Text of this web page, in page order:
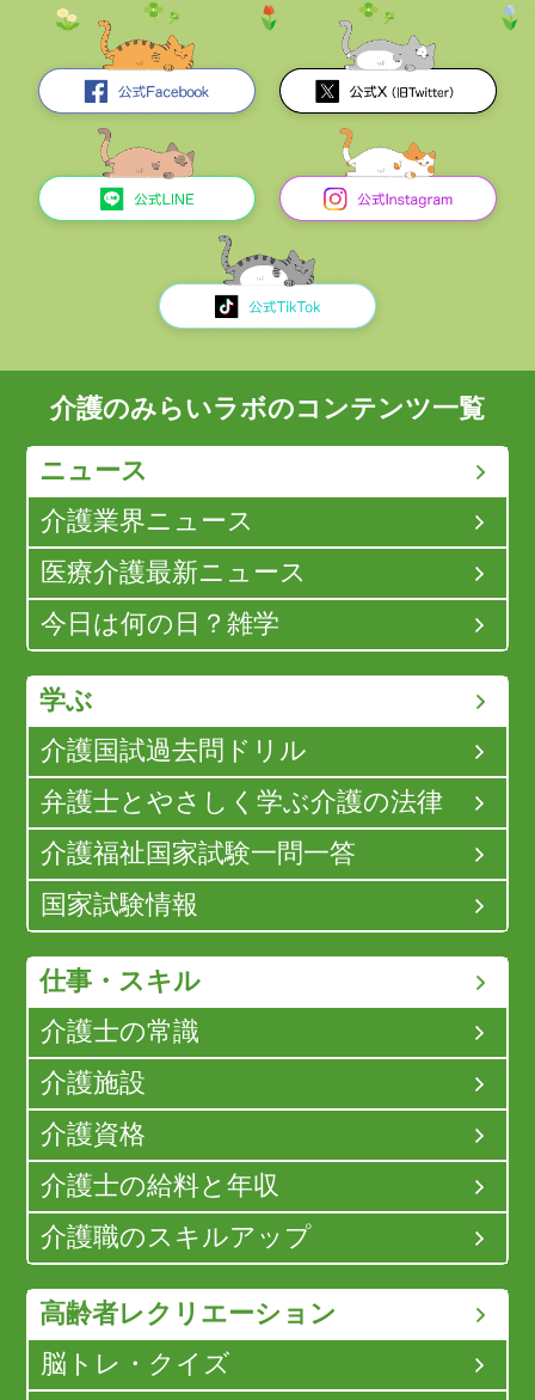
介護のみらいラボのコンテンツ一覧
ニュース
介護業界ニュース
医療介護最新ニュース
今日は何の日？雑学
学ぶ
介護国試過去問ドリル
弁護士とやさしく学ぶ介護の法律
介護福祉国家試験一問一答
国家試験情報
仕事・スキル
介護士の常識
介護施設
介護資格
介護士の給料と年収
介護職のスキルアップ
高齢者レクリエーション
脳トレ・クイズ